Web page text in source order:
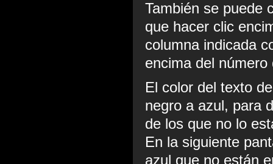
También se puede
que hacer clic
columna indicada
encima del
El color del texto
negro a azul, para
de los que no lo
En la siguiente
azul que no están